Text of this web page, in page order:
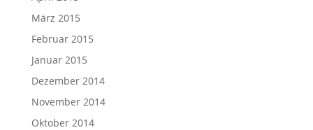
März 2015
Februar 2015
Januar 2015
Dezember 2014
November 2014
Oktober 2014